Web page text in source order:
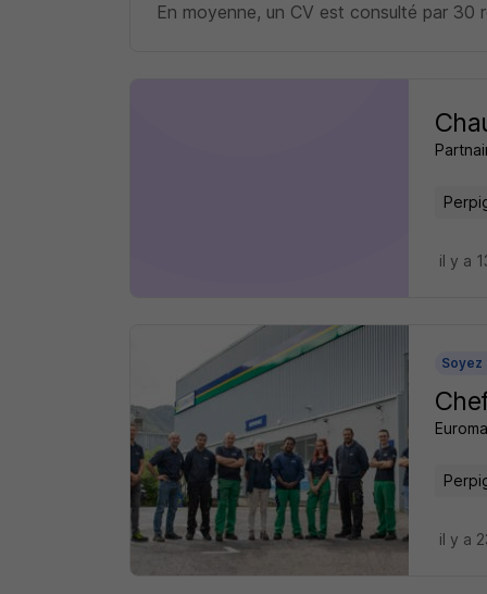
En moyenne, un CV est consulté par 30
il y a
Soyez
il y a